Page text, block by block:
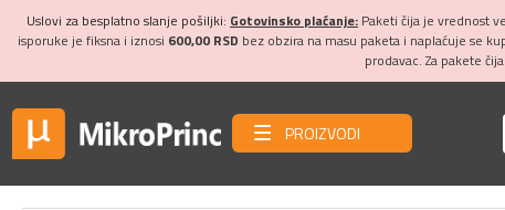
Uslovi za besplatno slanje pošiljki: Gotovinsko plaćanje: Paketi čija je vrednost
isporuke je fiksna i iznosi 600,00 RSD bez obzira na masu paketa i naplaćuje se
prodavac. Za pakete
PROIZVODI